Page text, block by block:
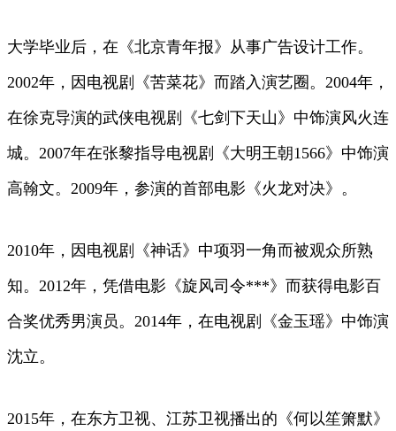
大学毕业后，在《北京青年报》从事广告设计工作。
2002年，因电视剧《苦菜花》而踏入演艺圈。2004年，
在徐克导演的武侠电视剧《七剑下天山》中饰演风火连
城。2007年在张黎指导电视剧《大明王朝1566》中饰演
高翰文。2009年，参演的首部电影《火龙对决》。
2010年，因电视剧《神话》中项羽一角而被观众所熟
知。2012年，凭借电影《旋风司令***》而获得电影百
合奖优秀男演员。2014年，在电视剧《金玉瑶》中饰演
沈立。
2015年，在东方卫视、江苏卫视播出的《何以笙箫默》